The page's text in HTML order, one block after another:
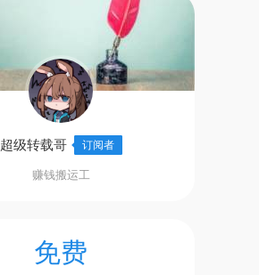
超级转载哥 订阅者
赚钱搬运工
免费